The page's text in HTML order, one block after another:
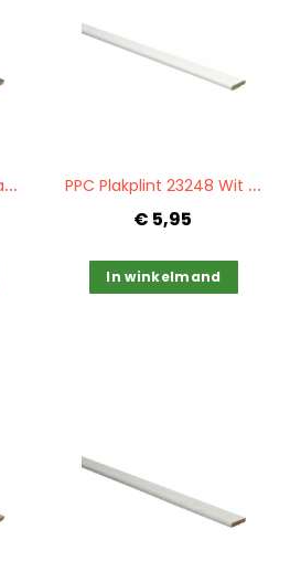
P
PC Plakplint 23250 zwart RAL 9005 P
PC Plakplint 23248 Wit RAL 9010
€ 5,95
In winkelmand